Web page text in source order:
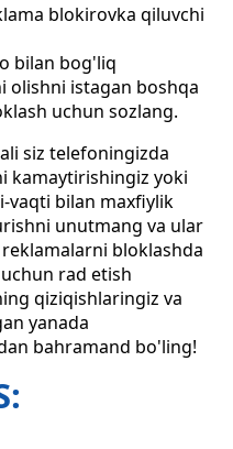
blokirovka qiluvchi
bilan bog'liq
olishni istagan boshqa
uchun sozlang.
siz telefoningizda
kamaytirishingiz yoki
vaqti bilan maxfiylik
unutmang va ular
bloklashda
rad etish
qiziqishlaringiz va
yanada
bahramand bo'ling!